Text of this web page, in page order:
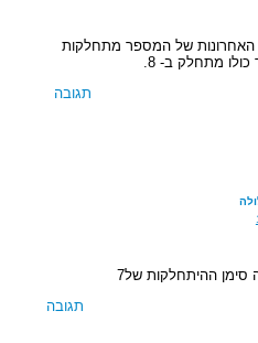
האחרונות של המספר מתחלקות
תגובה
ההיתחלקות של7
תגובה